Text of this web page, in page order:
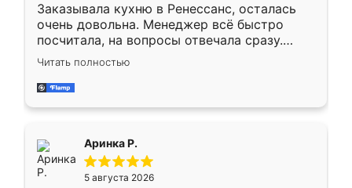
Заказывала кухню в Ренессанс, осталась
очень довольна. Менеджер всё быстро
посчитала, на вопросы отвечала сразу.
Замерщик приехал в субботу, подошёл к
делу со всей ответственностью. Собрали
за день, ребята работали аккуратно, даже
Читать полностью
Аринка Р.
5 августа 2026